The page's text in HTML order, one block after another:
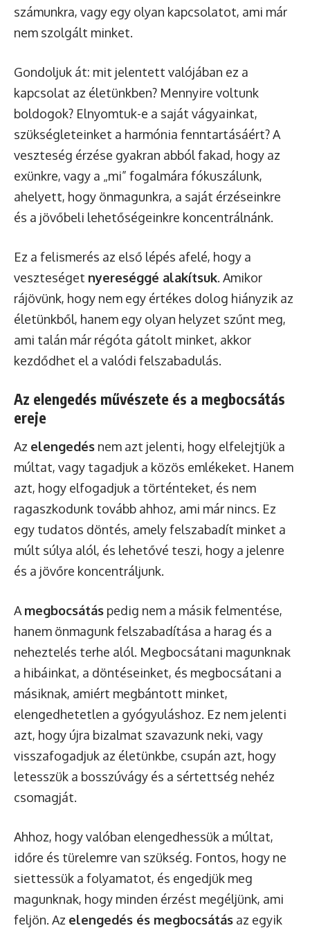
számunkra, vagy egy olyan kapcsolatot, ami már
nem szolgált minket.
Gondoljuk át: mit jelentett valójában ez a
kapcsolat az életünkben? Mennyire voltunk
boldogok? Elnyomtuk-e a saját vágyainkat,
szükségleteinket a harmónia fenntartásáért? A
veszteség érzése gyakran abból fakad, hogy az
exünkre, vagy a „mi” fogalmára fókuszálunk,
ahelyett, hogy önmagunkra, a saját érzéseinkre
és a jövőbeli lehetőségeinkre koncentrálnánk.
Ez a felismerés az első lépés afelé, hogy a
veszteséget nyereséggé alakítsuk. Amikor
rájövünk, hogy nem egy értékes dolog hiányzik az
életünkből, hanem egy olyan helyzet szűnt meg,
ami talán már régóta gátolt minket, akkor
kezdődhet el a valódi felszabadulás.
Az elengedés művészete és a megbocsátás
ereje
Az elengedés nem azt jelenti, hogy elfelejtjük a
múltat, vagy tagadjuk a közös emlékeket. Hanem
azt, hogy elfogadjuk a történteket, és nem
ragaszkodunk tovább ahhoz, ami már nincs. Ez
egy tudatos döntés, amely felszabadít minket a
múlt súlya alól, és lehetővé teszi, hogy a jelenre
és a jövőre koncentráljunk.
A megbocsátás pedig nem a másik felmentése,
hanem önmagunk felszabadítása a harag és a
neheztelés terhe alól. Megbocsátani magunknak
a hibáinkat, a döntéseinket, és megbocsátani a
másiknak, amiért megbántott minket,
elengedhetetlen a gyógyuláshoz. Ez nem jelenti
azt, hogy újra bizalmat szavazunk neki, vagy
visszafogadjuk az életünkbe, csupán azt, hogy
letesszük a bosszúvágy és a sértettség nehéz
csomagját.
Ahhoz, hogy valóban elengedhessük a múltat,
időre és türelemre van szükség. Fontos, hogy ne
siettessük a folyamatot, és engedjük meg
magunknak, hogy minden érzést megéljünk, ami
feljön. Az elengedés és megbocsátás az egyik